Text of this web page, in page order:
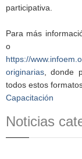
participativa.
Para más
o
https://
originarias , donde
todos estos
Capacitación
Noticias